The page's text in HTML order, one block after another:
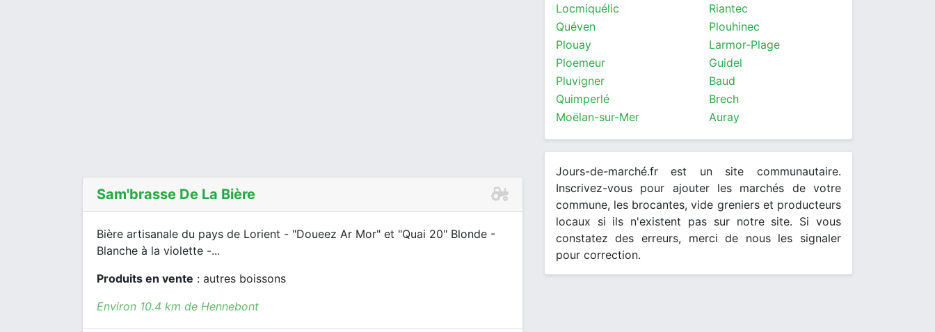
Sam'brasse De La Bière
Bière artisanale du pays de Lorient - "Doueez Ar Mor" et "Quai 20" Blonde -
Blanche à la violette -...
Produits en vente : autres boissons
Environ 10.4 km de Hennebont
Locmiquélic
Riantec
Quéven
Plouhinec
Plouay
Larmor-Plage
Ploemeur
Guidel
Pluvigner
Baud
Quimperlé
Brech
Moëlan-sur-Mer
Auray
Jours-de-marché.fr est un site communautaire.
Inscrivez-vous pour ajouter les marchés de votre
commune, les brocantes, vide greniers et producteurs
locaux si ils n'existent pas sur notre site. Si vous
constatez des erreurs, merci de nous les signaler
pour correction.